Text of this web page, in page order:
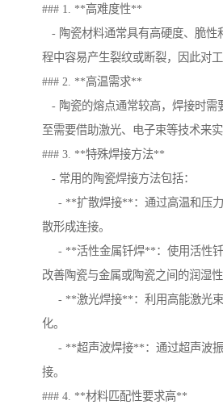
### 1. **高难度性**
- 陶瓷材料通常具有高硬度、脆性
程中容易产生裂纹或断裂，因此对工
### 2. **高温需求**
- 陶瓷的熔点通常较高，焊接时需
至需要借助激光、电子束等技术来实
### 3. **特殊焊接方法**
- 常用的陶瓷焊接方法包括：
- **扩散焊接**：通过高温和压力
散形成连接。
- **活性金属钎焊**：使用活性钎
改善陶瓷与金属或陶瓷之间的润湿性
- **激光焊接**：利用高能激光束
化。
- **超声波焊接**：通过超声波振
接。
### 4. **材料匹配性要求高**